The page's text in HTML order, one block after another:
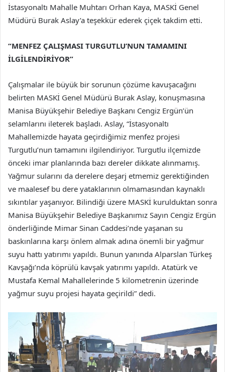
İstasyonaltı Mahalle Muhtarı Orhan Kaya, MASKİ Genel
Müdürü Burak Aslay’a teşekkür ederek çiçek takdim etti.
“MENFEZ ÇALIŞMASI TURGUTLU’NUN TAMAMINI
İLGİLENDİRİYOR”
Çalışmalar ile büyük bir sorunun çözüme kavuşacağını
belirten MASKİ Genel Müdürü Burak Aslay, konuşmasına
Manisa Büyükşehir Belediye Başkanı Cengiz Ergün’ün
selamlarını ileterek başladı. Aslay, “İstasyonaltı
Mahallemizde hayata geçirdiğimiz menfez projesi
Turgutlu’nun tamamını ilgilendiriyor. Turgutlu ilçemizde
önceki imar planlarında bazı dereler dikkate alınmamış.
Yağmur sularını da derelere deşarj etmemiz gerektiğinden
ve maalesef bu dere yataklarının olmamasından kaynaklı
sıkıntılar yaşanıyor. Bilindiği üzere MASKİ kurulduktan sonra
Manisa Büyükşehir Belediye Başkanımız Sayın Cengiz Ergün
önderliğinde Mimar Sinan Caddesi’nde yaşanan su
baskınlarına karşı önlem almak adına önemli bir yağmur
suyu hattı yatırımı yapıldı. Bunun yanında Alparslan Türkeş
Kavşağı’nda köprülü kavşak yatırımı yapıldı. Atatürk ve
Mustafa Kemal Mahallelerinde 5 kilometrenin üzerinde
yağmur suyu projesi hayata geçirildi” dedi.